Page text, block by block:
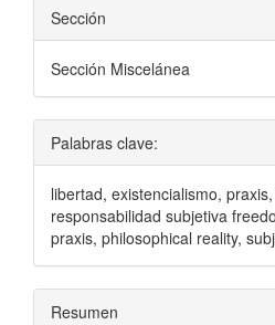
Sección
Sección Miscelánea
Palabras clave:
libertad, existencialismo,
responsabilidad subjetiva
praxis, philosophical reality,
Resumen